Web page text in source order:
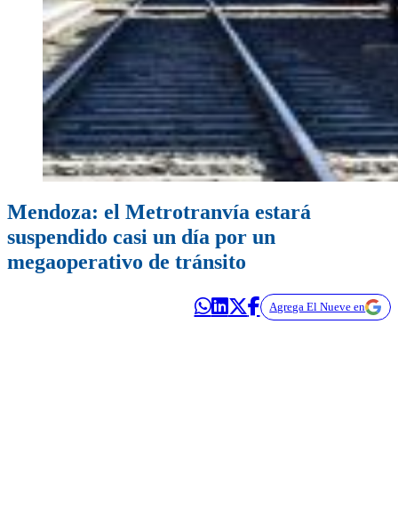
Mendoza: el Metrotranvía estará
suspendido casi un día por un
megaoperativo de tránsito
Agrega El Nueve en